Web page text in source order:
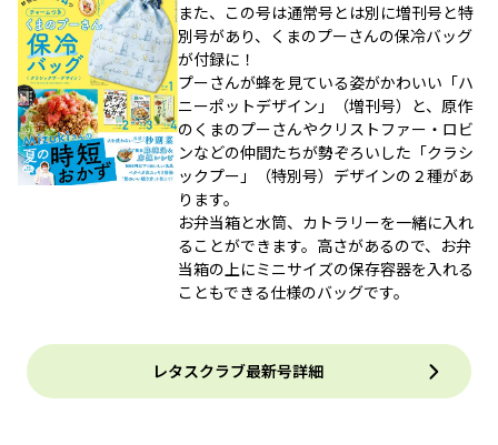
また、この号は通常号とは別に増刊号と特
別号があり、くまのプーさんの保冷バッグ
が付録に！
プーさんが蜂を見ている姿がかわいい「ハ
ニーポットデザイン」（増刊号）と、原作
のくまのプーさんやクリストファー・ロビ
ンなどの仲間たちが勢ぞろいした「クラシ
ックプー」（特別号）デザインの２種があ
ります。
お弁当箱と水筒、カトラリーを一緒に入れ
ることができます。高さがあるので、お弁
当箱の上にミニサイズの保存容器を入れる
こともできる仕様のバッグです。
レタスクラブ最新号詳細